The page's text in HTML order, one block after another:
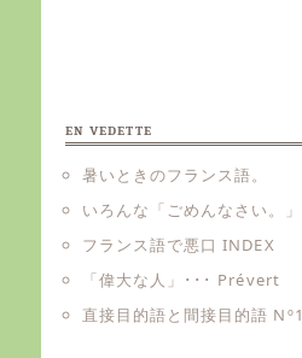
EN VEDETTE
暑いときのフランス語。
いろんな「ごめんなさい。」
フランス語で悪口 INDEX
「偉大な人」･･･ Prévert
直接目的語と間接目的語 Nº1